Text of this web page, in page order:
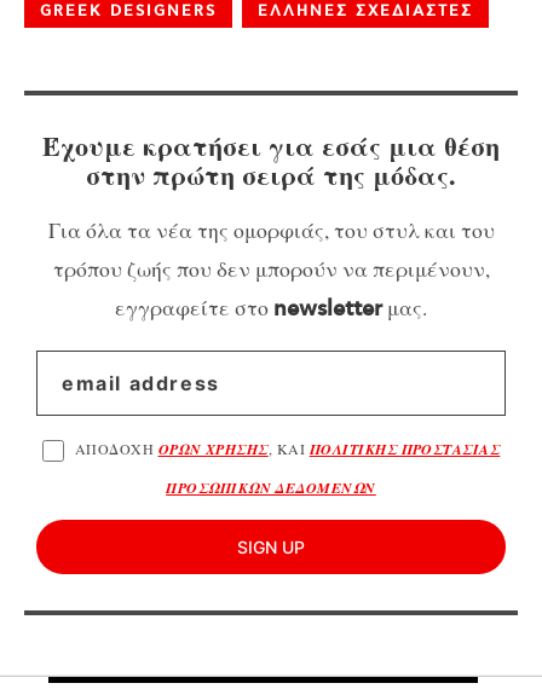
GREEK DESIGNERS ΕΛΛΗΝΕΣ ΣΧΕΔΙΑΣΤΕΣ
Έχουμε κρατήσει για εσάς μια θέση
στην πρώτη σειρά της μόδας.
Για όλα τα νέα της ομορφιάς, του στυλ και του
τρόπου ζωής που δεν μπορούν να περιμένουν,
εγγραφείτε στο newsletterμας.
ΑΠΟΔΟΧΗ ΟΡΩΝ ΧΡΗΣΗΣ, ΚΑΙΠΟΛΙΤΙΚΗΣ ΠΡΟΣΤΑΣΙΑΣ
ΠΡΟΣΩΠΙΚΩΝ ΔΕΔΟΜΕΝΩΝ
SIGN UP